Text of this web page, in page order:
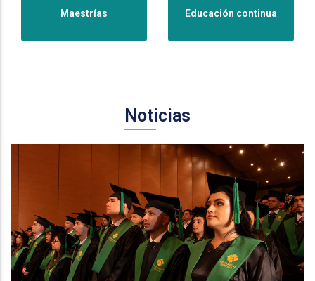
Maestrías Educación continua
Noticias